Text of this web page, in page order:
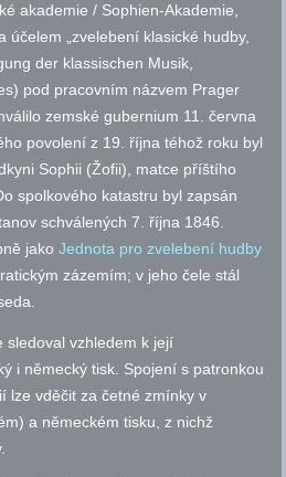
akademie / Sophien-Akademie,
účelem „zvelebení klasické hudby,
der klassischen Musik,
pod pracovním názvem Prager
zemské gubernium 11. června
povolení z 19. října téhož roku byl
Sophii (Žofii), matce příštího
spolkového katastru byl zapsán
schválených 7. října 1846.
jakoJednota pro zvelebení hudby
zázemím; v jeho čele stál
sledoval vzhledem k její
i německý tisk. Spojení s patronkou
lze vděčit za četné zmínky v
a německém tisku, z nichž